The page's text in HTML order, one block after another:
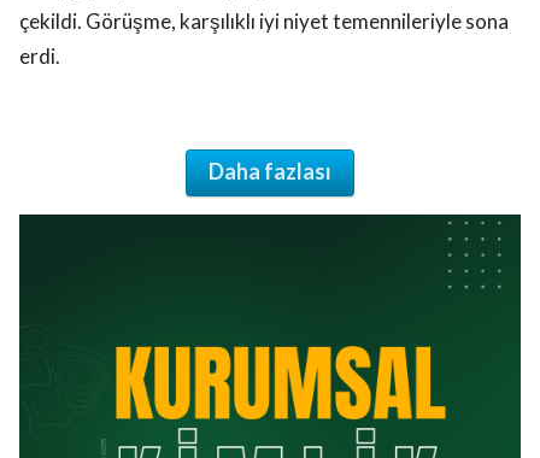
çekildi. Görüşme, karşılıklı iyi niyet temennileriyle sona
erdi.
Daha fazlası